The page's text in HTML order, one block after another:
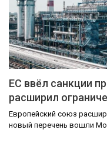
ЕС ввёл санкции
расширил
Европейский союз
новый перечень вошли